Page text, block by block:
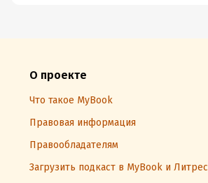
О проекте
Что такое MyBook
Правовая информация
Правообладателям
Загрузить подкаст в MyBook и Литрес